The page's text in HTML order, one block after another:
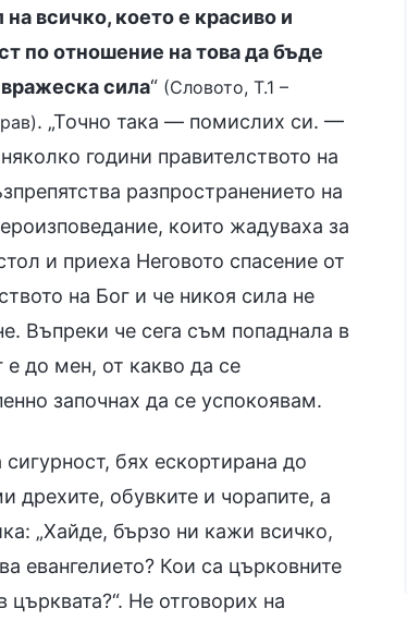
всичко, което е красиво и
по отношение на това да бъде
сила“ (Словото, Т.1 –
. „Точно така — помислих си. —
години правителството на
разпространението на
които жадуваха за
и приеха Неговото спасение от
на Бог и че никоя сила не
Въпреки че сега съм попаднала в
до мен, от какво да се
започнах да се успокоявам.
бях ескортирана до
дрехите, обувките и чорапите, а
„Хайде, бързо ни кажи всичко,
евангелието? Кои са църковните
Не отговорих на